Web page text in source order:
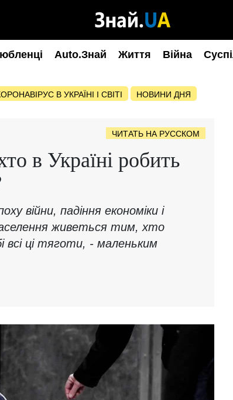
Auto.Знай Життя Війна
В УКРАЇНІ І СВІТІ НОВИНИ ДНЯ
ЧИТАТЬ НА РУССКОМ
в Україні робить
війни, падіння економіки і
живеться тим, хто
всі ці тяготи, - маленьким